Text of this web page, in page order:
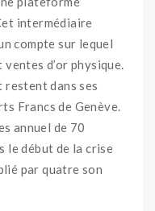
intermédiaire
compte sur lequel
d’or physique.
restent dans ses
Francs de Genève.
annuel de 70
le début de la crise
par quatre son